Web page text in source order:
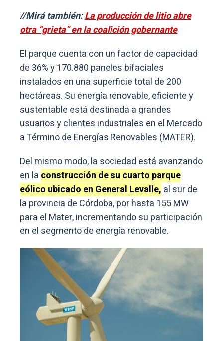
//Mirá también:La producción de litio abre
otra “grieta” en la coalición gobernante
El parque cuenta con un factor de capacidad
de 36% y 170.880 paneles bifaciales
instalados en una superficie total de 200
hectáreas. Su energía renovable, eficiente y
sustentable está destinada a grandes
usuarios y clientes industriales en el Mercado
a Término de Energías Renovables (MATER).
Del mismo modo, la sociedad está avanzando
en la construcción de su cuarto parque
eólico ubicado en General Levalle, al sur de
la provincia de Córdoba, por hasta 155 MW
para el Mater, incrementando su participación
en el segmento de energía renovable.